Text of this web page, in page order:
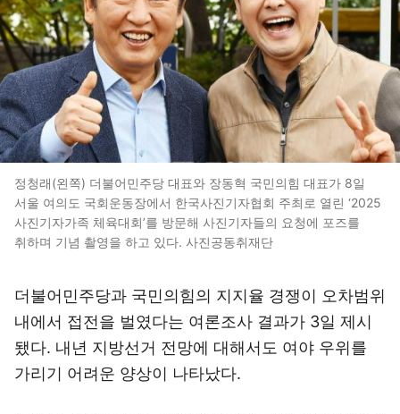
정청래(왼쪽) 더불어민주당 대표와 장동혁 국민의힘 대표가 8일
서울 여의도 국회운동장에서 한국사진기자협회 주최로 열린 ‘2025
사진기자가족 체육대회’를 방문해 사진기자들의 요청에 포즈를
취하며 기념 촬영을 하고 있다. 사진공동취재단
더불어민주당과 국민의힘의 지지율 경쟁이 오차범위
내에서 접전을 벌였다는 여론조사 결과가 3일 제시
됐다. 내년 지방선거 전망에 대해서도 여야 우위를
가리기 어려운 양상이 나타났다.